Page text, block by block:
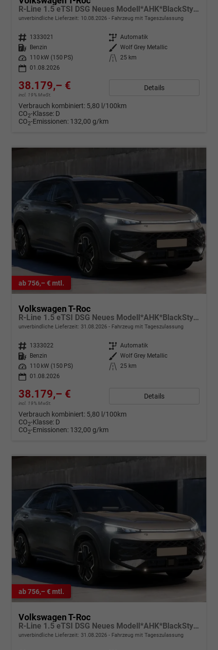
R-Line 1.5 eTSI DSG Neues Modell*AHK*BlackStyle*Matrix*19"*Android Auto*EasyOpen*SHZ*Kamera*ParkAsstPro*ACC*Keyless
unverbindliche Lieferzeit: 10.08.2026 Fahrzeug mit Tageszulassung
Fahrzeugnr. 1333021 Getriebe Automatik
Kraftstoff
Benzin Außenfarbe Wolf Grey Metallic
Leistung
110 kW (150 PS) Kilometerstand
25 km
01.08.2026
38.179,– €
incl. 19% MwSt.
Details
Verbrauch kombiniert: 5,80 l/100km
CO2-Klasse: D
CO2-Emissionen: 132,00 g/km
ab 756,– € mtl.
Volkswagen T-Roc
R-Line 1.5 eTSI DSG Neues Modell*AHK*BlackStyle*Matrix*19"*Android Auto*EasyOpen*SHZ*Kamera*ParkAsstPro*ACC*Keyless
unverbindliche Lieferzeit: 31.08.2026 Fahrzeug mit Tageszulassung
Fahrzeugnr. 1333022 Getriebe Automatik
Kraftstoff
Benzin Außenfarbe Wolf Grey Metallic
Leistung
110 kW (150 PS) Kilometerstand
25 km
01.08.2026
38.179,– €
incl. 19% MwSt.
Details
Verbrauch kombiniert: 5,80 l/100km
CO2-Klasse: D
CO2-Emissionen: 132,00 g/km
ab 756,– € mtl.
Volkswagen T-Roc
R-Line 1.5 eTSI DSG Neues Modell*AHK*BlackStyle*Matrix*19"*Android Auto*EasyOpen*SHZ*Kamera*ParkAsstPro*ACC*Keyless
unverbindliche Lieferzeit: 31.08.2026 Fahrzeug mit Tageszulassung